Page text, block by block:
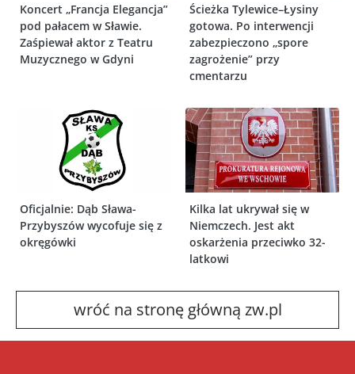
Koncert „Francja Elegancja”
pod pałacem w Sławie.
Zaśpiewał aktor z Teatru
Muzycznego w Gdyni
Ścieżka Tylewice–Łysiny
gotowa. Po interwencji
zabezpieczono „spore
zagrożenie” przy
cmentarzu
Oficjalnie: Dąb Sława-
Przybyszów wycofuje się z
okręgówki
Kilka lat ukrywał się w
Niemczech. Jest akt
oskarżenia przeciwko 32-
latkowi
wróć na stronę główną zw.pl